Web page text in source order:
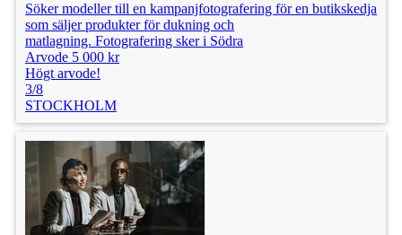
Söker modeller till en kampanjfotografering för en butikskedja
som säljer produkter för dukning och
matlagning. Fotografering sker i Södra
Arvode 5 000 kr
Högt arvode!
3/8
STOCKHOLM